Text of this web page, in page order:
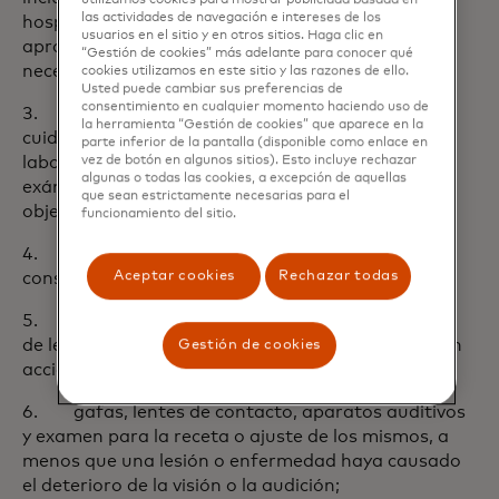
hospital, que no hayan sido recomendados,
aprobados y certificados por un Médico como
necesarios y razonables;
3. exámenes físicos rutinarios (incluyendo
cuidados para el bienestar infantil), análisis de
laboratorio para diagnóstico, radiografías u otros
exámenes médicos, cuando no haya indicaciones
objetivas o deterioro de la salud normal;
4. cirugía plástica o cosmética, excepto a
consecuencia de un accidente;
5. tratamiento dental, excepto como resultado
de lesión a dientes sanos y naturales a causa de un
accidente;
6. gafas, lentes de contacto, aparatos auditivos
y examen para la receta o ajuste de los mismos, a
menos que una lesión o enfermedad haya causado
el deterioro de la visión o la audición;
las actividades de navegación e intereses de los
usuarios en el sitio y en otros sitios. Haga clic en
“Gestión de cookies” más adelante para conocer qué
cookies utilizamos en este sitio y las razones de ello.
Usted puede cambiar sus preferencias de
consentimiento en cualquier momento haciendo uso de
la herramienta “Gestión de cookies” que aparece en la
parte inferior de la pantalla (disponible como enlace en
vez de botón en algunos sitios). Esto incluye rechazar
algunas o todas las cookies, a excepción de aquellas
que sean estrictamente necesarias para el
funcionamiento del sitio.
Aceptar cookies Rechazar todas
Gestión de cookies